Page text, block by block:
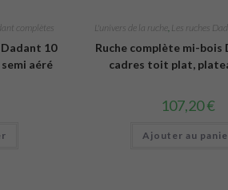
complètes
10
aéré
L'univers de la ruche Les ruches
Ruche complète mi-bois
cadres toit plat,
107,20€
Ajouter au